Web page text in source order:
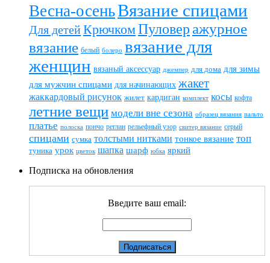
Весна-осеньВязание спицами
Для детейКрючкомПуловер ажурное
вязание белый болеро вязание для
женщин вязаный аксессуар джемпер для дома для зимы
для мужчин спицами для начинающих жакет
жаккардовый рисунок жилет кардиган комплект косы кофта
летние вещи модели вне сезона образец вязания пальто
платье полоска пончо реглан рельефный узор свитер вязание серый
спицами сумка толстыми нитками тонкое вязание топ
туника урок цветок шапка шарф юбка яркий
Подписка на обновления
Введите ваш email: